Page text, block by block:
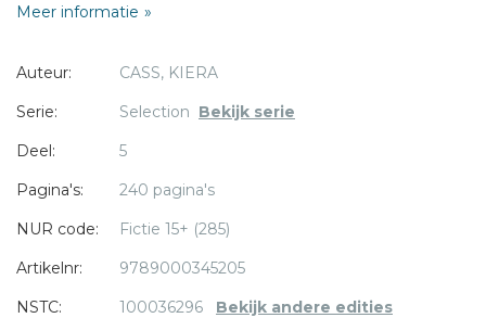
verrast door je eigen hart, en nu moet Eadlyn een nog
mogelijk had gehouden.
Meer informatie
Auteur:
CASS, KIERA
Serie:
Selection Bekijk serie
Deel:
5
Pagina's:
240 pagina's
NUR code:
Fictie 15+ (285)
Artikelnr:
9789000345205
NSTC:
100036296 Bekijk andere edities
* = verplicht